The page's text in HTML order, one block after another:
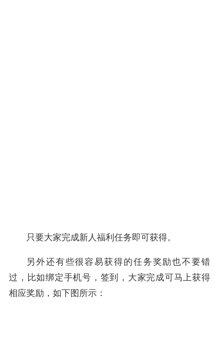
只要大家完成新人福利任务即可获得。
另外还有些很容易获得的任务奖励也不要错
过，比如绑定手机号，签到，大家完成可马上获得
相应奖励，如下图所示：